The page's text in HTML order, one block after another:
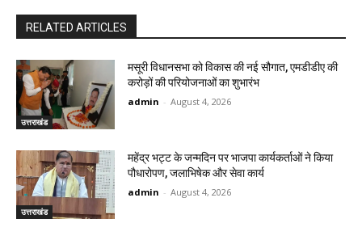
RELATED ARTICLES
उत्तराखंड
मसूरी विधानसभा को विकास की नई सौगात, एमडीडीए की
करोड़ों की परियोजनाओं का शुभारंभ
admin - August 4, 2026
उत्तराखंड
महेंद्र भट्ट के जन्मदिन पर भाजपा कार्यकर्ताओं ने किया
पौधारोपण, जलाभिषेक और सेवा कार्य
admin - August 4, 2026